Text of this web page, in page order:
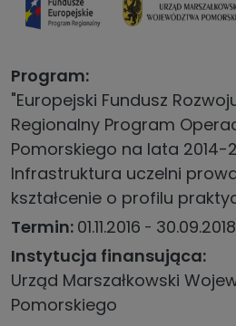
Program
"Europejski Fundusz
Regionalny Program
Pomorskiego na lata 2014-
Infrastruktura uczelni
kształcenie o profilu
Termin 01.11.2016
30.09.2018
Instytucja finansująca
Urząd Marszałkowski
Pomorskiego